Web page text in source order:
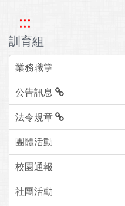
:::
訓育組
業務職掌
公告訊息
法令規章
團體活動
校園通報
社團活動